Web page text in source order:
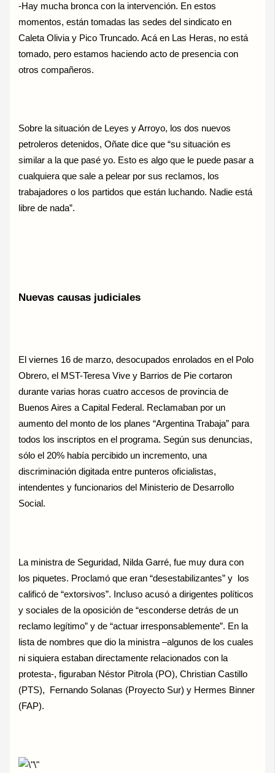
-Hay mucha bronca con la intervención. En estos
momentos, están tomadas las sedes del sindicato en
Caleta Olivia y Pico Truncado. Acá en Las Heras, no está
tomado, pero estamos haciendo acto de presencia con
otros compañeros.
Sobre la situación de Leyes y Arroyo, los dos nuevos
petroleros detenidos, Oñate dice que “su situación es
similar a la que pasé yo. Esto es algo que le puede pasar a
cualquiera que sale a pelear por sus reclamos, los
trabajadores o los partidos que están luchando. Nadie está
libre de nada”.
Nuevas causas judiciales
El viernes 16 de marzo, desocupados enrolados en el Polo
Obrero, el MST-Teresa Vive y Barrios de Pie cortaron
durante varias horas cuatro accesos de provincia de
Buenos Aires a Capital Federal. Reclamaban por un
aumento del monto de los planes “Argentina Trabaja” para
todos los inscriptos en el programa. Según sus denuncias,
sólo el 20% había percibido un incremento, una
discriminación digitada entre punteros oficialistas,
intendentes y funcionarios del Ministerio de Desarrollo
Social.
La ministra de Seguridad, Nilda Garré, fue muy dura con
los piquetes. Proclamó que eran “desestabilizantes” y los
calificó de “extorsivos”. Incluso acusó a dirigentes políticos
y sociales de la oposición de “esconderse detrás de un
reclamo legítimo” y de “actuar irresponsablemente”. En la
lista de nombres que dio la ministra –algunos de los cuales
ni siquiera estaban directamente relacionados con la
protesta-, figuraban Néstor Pitrola (PO), Christian Castillo
(PTS), Fernando Solanas (Proyecto Sur) y Hermes Binner
(FAP).